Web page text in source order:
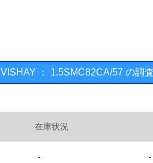
VISHAY ： 1.5SMC82CA/57 の調
在庫状況
- -